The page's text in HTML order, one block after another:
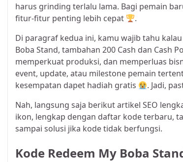
harus grinding terlalu lama. Bagi pemain
fitur-fitur penting lebih cepat
.
Di paragraf kedua ini, kamu wajib tahu
Boba Stand, tambahan 200 Cash dan Cash
memperkuat produksi, dan memperluas
event, update, atau milestone pemain
kesempatan dapet hadiah gratis
. Jadi,
Nah, langsung saja berikut artikel SEO
ikon, lengkap dengan daftar kode terbaru,
sampai solusi jika kode tidak berfungsi.
Kode Redeem My Boba